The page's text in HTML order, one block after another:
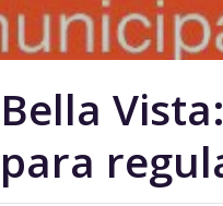
Bella
para